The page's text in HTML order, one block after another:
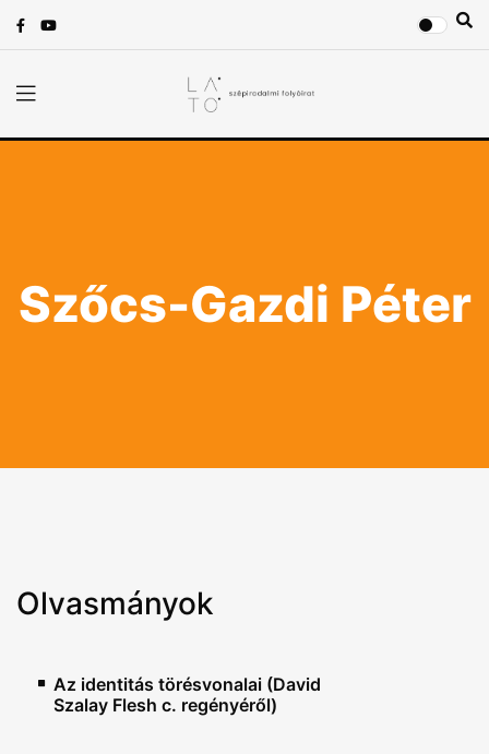
Szőcs-Gazdi Péter
Olvasmányok
Az identitás törésvonalai (David
Szalay Flesh c. regényéről)